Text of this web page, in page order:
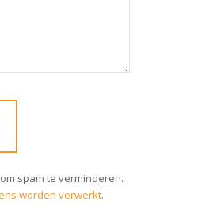
spam te verminderen.
worden verwerkt.